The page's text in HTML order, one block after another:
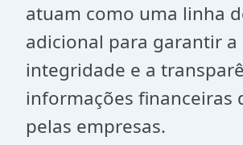
atuam como uma linha
adicional para garantir a
integridade e a
informações financeiras
pelas empresas.